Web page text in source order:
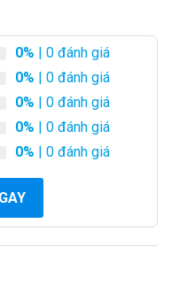
0% | 0 đánh giá
0% | 0 đánh giá
0% | 0 đánh giá
0% | 0 đánh giá
0% | 0 đánh giá